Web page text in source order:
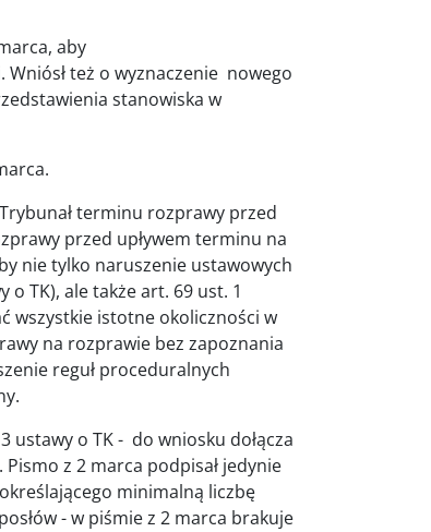
aby
też o wyznaczenie nowego
stanowiska w
terminu rozprawy przed
przed upływem terminu na
nie tylko naruszenie ustawowych
TK), ale także art. 69 ust. 1
wszystkie istotne okoliczności w
na rozprawie bez zapoznania
reguł proceduralnych
ustawy o TK - do wniosku dołącza
z 2 marca podpisał jedynie
minimalną liczbę
- w piśmie z 2 marca brakuje